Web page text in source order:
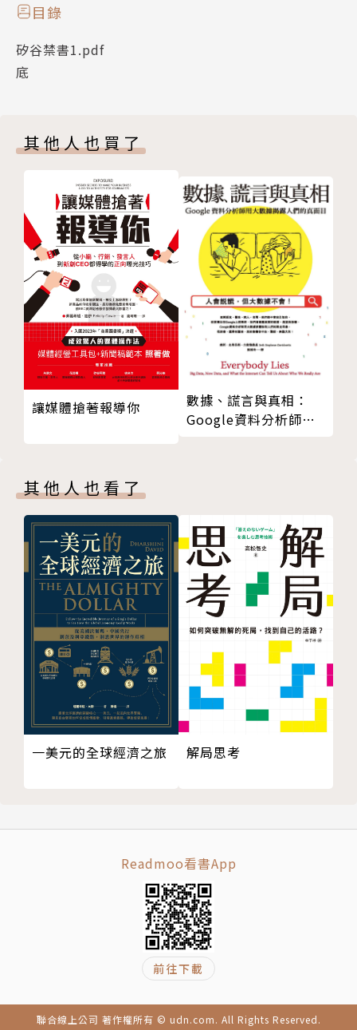
目錄
矽谷禁書1.pdf
底
其他人也買了
讓媒體搶著報導你
數據、謊言與真相：
Google資料分析師用
其他人也看了
一美元的全球經濟之旅 解局思考
Readmoo看書App
前往下載
聯合線上公司 著作權所有 © udn.com. All Rights Reserved.